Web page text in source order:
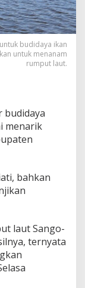
budidaya ikan
untuk menanam
rumput laut.
budidaya
menarik
bahkan
laut Sango-
ternyata